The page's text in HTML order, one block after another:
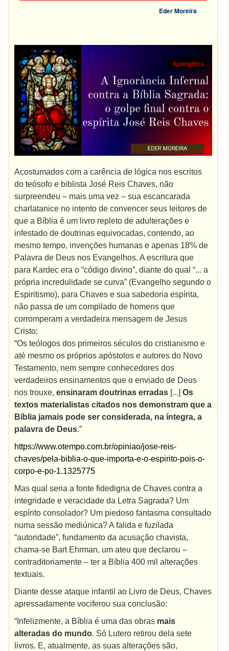
Eder Moreira
Acostumados com a carência de lógica nos escritos
do teósofo e biblista José Reis Chaves, não
surpreendeu – mais uma vez – sua escancarada
charlatanice no intento de convencer seus leitores de
que a Bíblia é um livro repleto de adulterações e
infestado de doutrinas equivocadas, contendo, ao
mesmo tempo, invenções humanas e apenas 18% de
Palavra de Deus nos Evangelhos. A escritura que
para Kardec era o “código divino”, diante do qual “... a
própria incredulidade se curva” (Evangelho segundo o
Espiritismo), para Chaves e sua sabedoria espírita,
não passa de um compilado de homens que
corromperam a verdadeira mensagem de Jesus
Cristo:
“Os teólogos dos primeiros séculos do cristianismo e
até mesmo os próprios apóstolos e autores do Novo
Testamento, nem sempre conhecedores dos
verdadeiros ensinamentos que o enviado de Deus
nos trouxe,ensinaram doutrinas erradas [...]Os
textos materialistas citados nos demonstram que a
Bíblia jamais pode ser considerada, na íntegra, a
palavra de Deus.”
https://www.otempo.com.br/opiniao/jose-reis-
chaves/pela-biblia-o-que-importa-e-o-espirito-pois-o-
corpo-e-po-1.1325775
Mas qual seria a fonte fidedigna de Chaves contra a
integridade e veracidade da Letra Sagrada? Um
espírito consolador? Um piedoso fantasma consultado
numa sessão mediúnica? A falida e fuzilada
“autoridade”, fundamento da acusação chavista,
chama-se Bart Ehrman, um ateu que declarou –
contraditoriamente – ter a Bíblia 400 mil alterações
textuais.
Diante desse ataque infantil ao Livro de Deus, Chaves
apressadamente vociferou sua conclusão:
“Infelizmente, a Bíblia é uma das obras mais
alteradas do mundo. Só Lutero retirou dela sete
livros. E, atualmente, as suas alterações são,